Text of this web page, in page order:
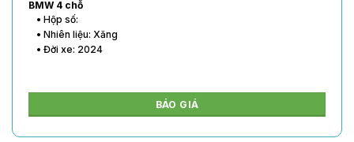
BMW 4 chỗ
• Hộp số:
• Nhiên liệu: Xăng
• Đời xe: 2024
BÁO GIÁ